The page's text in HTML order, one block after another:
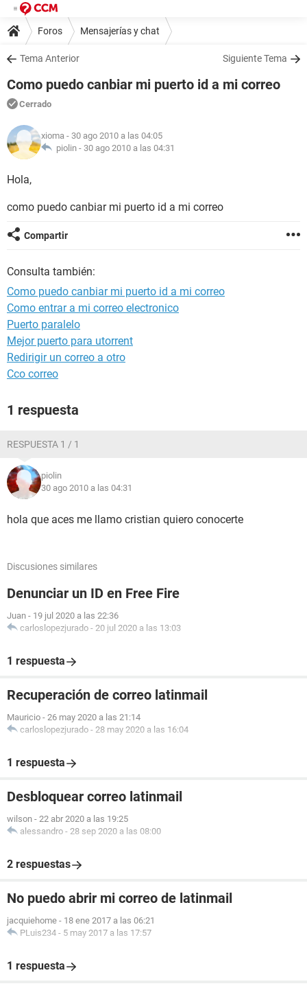
Foros Mensajerías y chat
Tema Anterior Siguiente Tema
Como puedo canbiar mi puerto id a mi correo
Cerrado
xioma - 30 ago 2010 a las 04:05
piolin - 30 ago 2010 a las 04:31
Hola,
como puedo canbiar mi puerto id a mi correo
Compartir
Consulta también:
Como puedo canbiar mi puerto id a mi correo
Como entrar a mi correo electronico
Puerto paralelo
Mejor puerto para utorrent
Redirigir un correo a otro
Cco correo
1 respuesta
RESPUESTA 1 / 1
piolin
30 ago 2010 a las 04:31
hola que aces me llamo cristian quiero conocerte
Discusiones similares
Denunciar un ID en Free Fire
Juan - 19 jul 2020 a las 22:36
carloslopezjurado - 20 jul 2020 a las 13:03
1 respuesta
Recuperación de correo latinmail
Mauricio - 26 may 2020 a las 21:14
carloslopezjurado - 28 may 2020 a las 16:04
1 respuesta
Desbloquear correo latinmail
wilson - 22 abr 2020 a las 19:25
alessandro - 28 sep 2020 a las 08:00
2 respuestas
No puedo abrir mi correo de latinmail
jacquiehome - 18 ene 2017 a las 06:21
PLuis234 - 5 may 2017 a las 17:57
1 respuesta